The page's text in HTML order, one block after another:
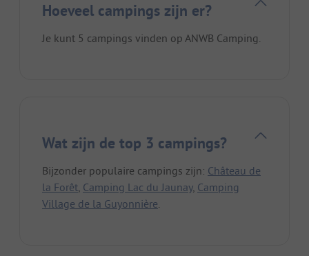
Hoeveel campings zijn er?
Je kunt 5 campings vinden op ANWB Camping.
Wat zijn de top 3 campings?
Bijzonder populaire campings zijn: Château de
la Forêt, Camping Lac du Jaunay, Camping
Village de la Guyonnière.